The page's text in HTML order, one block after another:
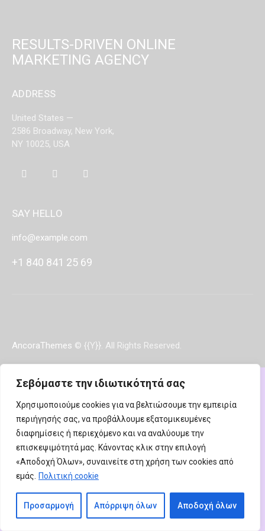
Σεβόμαστε την ιδιωτικότητά σας
Χρησιμοποιούμε cookies για να βελτιώσουμε την εμπειρία
περιήγησής σας, να προβάλλουμε εξατομικευμένες
διαφημίσεις ή περιεχόμενο και να αναλύουμε την
επισκεψιμότητά μας. Κάνοντας κλικ στην επιλογή
«Αποδοχή Όλων», συναινείτε στη χρήση των cookies από
εμάς.
Πολιτική cookie
Προσαρμογή Απόρριψη όλων Αποδοχή όλων
RESULTS-DRIVEN ONLINE
MARKETING AGENCY
ADDRESS
United States —
2586 Broadway, New York,
NY 10025, USA
SAY HELLO
info@example.com
+1 840 841 25 69
AncoraThemes © {{Y}}. All Rights Reserved.